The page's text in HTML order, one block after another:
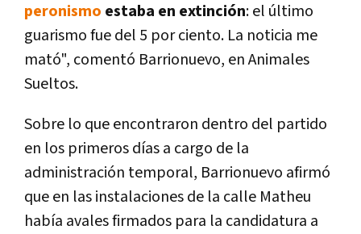
peronismo estaba en extinción: el último
guarismo fue del 5 por ciento. La noticia me
mató", comentó Barrionuevo, en Animales
Sueltos.
Sobre lo que encontraron dentro del partido
en los primeros dí­as a cargo de la
administración temporal, Barrionuevo afirmó
que en las instalaciones de la calle Matheu
habí­a avales firmados para la candidatura a